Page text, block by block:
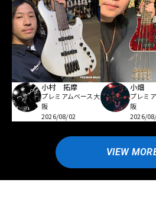
小村 拓摩
プレミアムベース大
阪
2026/08/02
小畑
プレミ
阪
2026/
VIEW